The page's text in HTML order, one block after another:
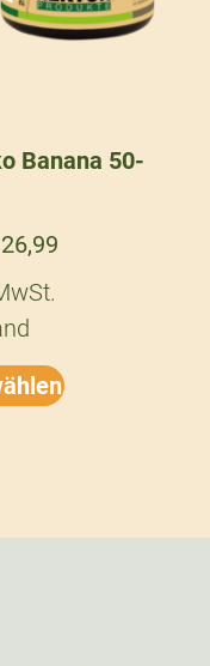
Banana 50-